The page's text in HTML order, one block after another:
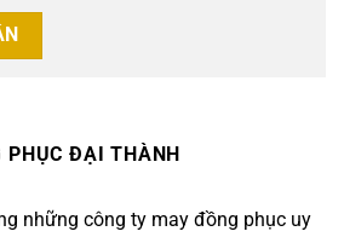
PHỤC ĐẠI THÀNH
những công ty may đồng phục uy